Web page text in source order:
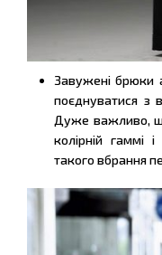
Завужені брюки
поєднуватися з
Дуже важливо,
колірній гаммі
такого вбрання